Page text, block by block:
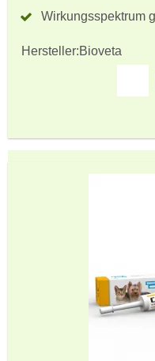
Wirkungsspektrum
Hersteller:Bioveta